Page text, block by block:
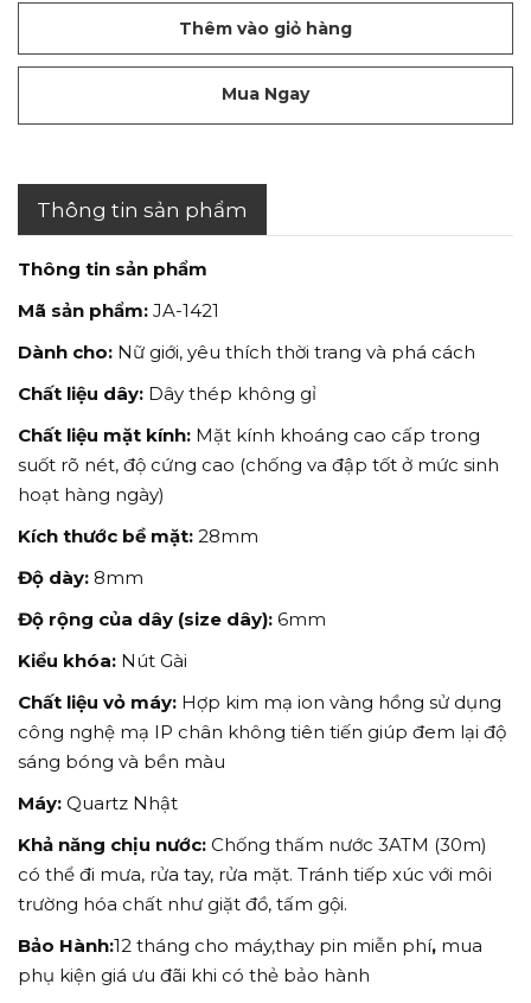
Thêm vào giỏ hàng
Mua Ngay
Thông tin sản phẩm
Thông tin sản phẩm
Mã sản phẩm: JA-1421
Dành cho: Nữ giới, yêu thích thời trang và phá cách
Chất liệu dây: Dây thép không gỉ
Chất liệu mặt kính: Mặt kính khoáng cao cấp trong
suốt rõ nét, độ cứng cao (chống va đập tốt ở mức sinh
hoạt hàng ngày)
Kích thước bề mặt: 28mm
Độ dày: 8mm
Độ rộng của dây (size dây): 6mm
Kiểu khóa: Nút Gài
Chất liệu vỏ máy: Hợp kim mạ ion vàng hồng sử dụng
công nghệ mạ IP chân không tiên tiến giúp đem lại độ
sáng bóng và bền màu
Máy: Quartz Nhật
Khả năng chịu nước: Chống thấm nước 3ATM (30m)
có thể đi mưa, rửa tay, rửa mặt. Tránh tiếp xúc với môi
trường hóa chất như giặt đồ, tấm gội.
Bảo Hành:12 tháng cho máy,thay pin miễn phí, mua
phụ kiện giá ưu đãi khi có thẻ bảo hành